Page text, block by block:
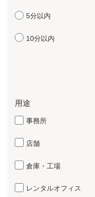
5分以内
10分以内
用途
事務所
店舗
倉庫・工場
レンタルオフィス